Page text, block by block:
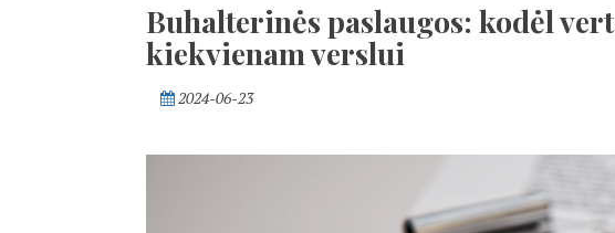
Buhalterinės paslaugos: kodėl
kiekvienam verslui
2024-06-23